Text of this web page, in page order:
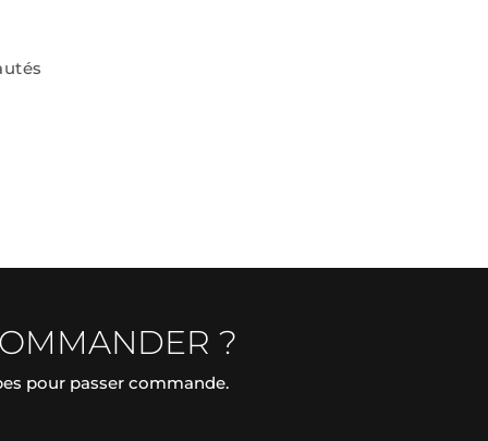
?
pour passer commande.